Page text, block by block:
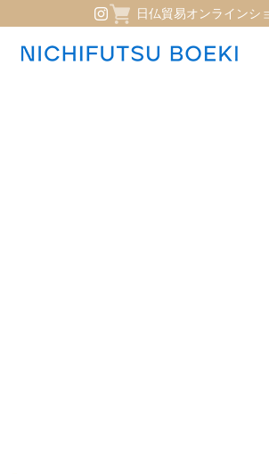
日仏貿易オンラインシ